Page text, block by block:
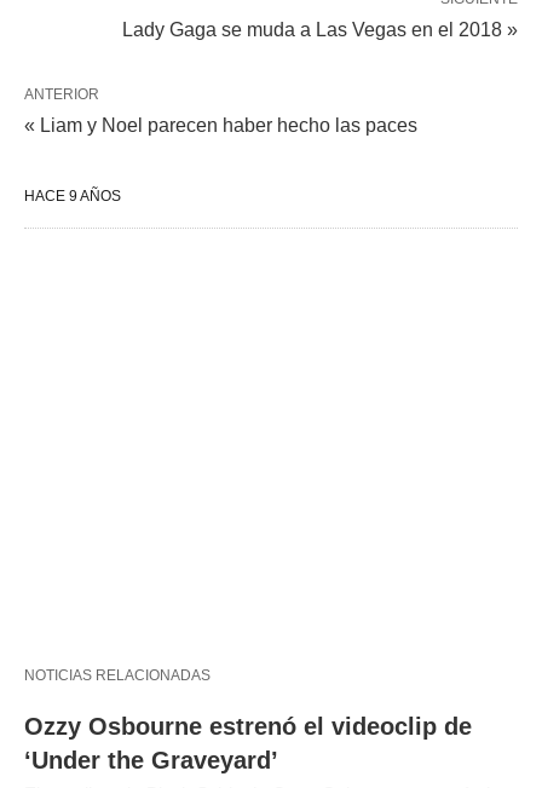
Lady Gaga se muda a Las Vegas en el 2018 »
ANTERIOR
« Liam y Noel parecen haber hecho las paces
HACE 9 AÑOS
NOTICIAS RELACIONADAS
Ozzy Osbourne estrenó el videoclip de
‘Under the Graveyard’